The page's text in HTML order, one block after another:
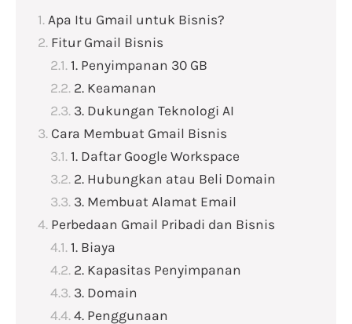
Apa Itu Gmail untuk Bisnis?
Fitur Gmail Bisnis
1. Penyimpanan 30 GB
2. Keamanan
3. Dukungan Teknologi AI
Cara Membuat Gmail Bisnis
1. Daftar Google Workspace
2. Hubungkan atau Beli Domain
3. Membuat Alamat Email
Perbedaan Gmail Pribadi dan Bisnis​
1. Biaya
2. Kapasitas Penyimpanan
3. Domain
4. Penggunaan